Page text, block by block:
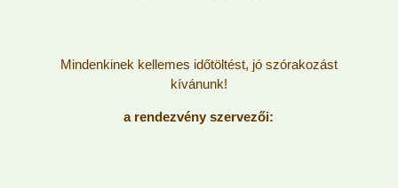
Mindenkinek kellemes időtöltést, jó szórakozást
kívánunk!
a rendezvény szervezői: